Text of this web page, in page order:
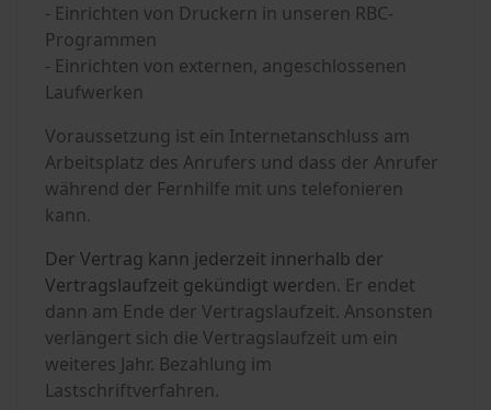
- Einrichten von Druckern in unseren RBC-
Programmen
- Einrichten von externen, angeschlossenen
Laufwerken
Voraussetzung ist ein Internetanschluss am
Arbeitsplatz des Anrufers und dass der Anrufer
während der Fernhilfe mit uns telefonieren
kann.
Der Vertrag kann jederzeit innerhalb der
Vertragslaufzeit gekündigt werden. Er endet
dann am Ende der Vertragslaufzeit. Ansonsten
verlängert sich die Vertragslaufzeit um ein
weiteres Jahr. Bezahlung im
Lastschriftverfahren.